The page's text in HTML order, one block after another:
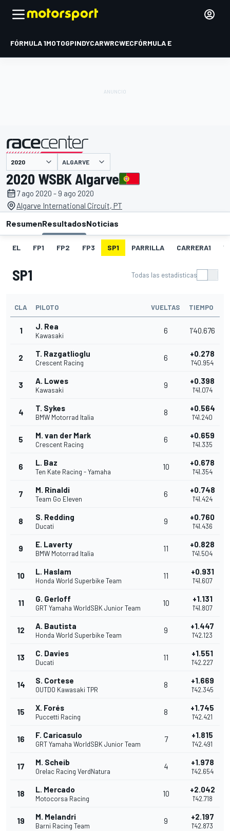
FÓRMULA 1MOTOGPINDYCARWRCWECFÓRMULA E
presentado por ALGARVE
2020 WSBK Algarve
7 ago 2020 - 9 ago 2020
Algarve International Circuit, PT
ResumenResultadosNoticias
EL FP1 FP2 FP3 SP1 PARRILLA CARRERA1
SP1 Todas las estadísticas
CLA PILOTO VUELTAS TIEMPO
1 J. Rea
Kawasaki
6 1'40.676
2 T. Razgatlioglu
Crescent Racing
6 +0.278
1'40.954
3 A. Lowes
Kawasaki
9 +0.398
1'41.074
4 T. Sykes
BMW Motorrad Italia
8 +0.564
1'41.240
5 M. van der Mark
Crescent Racing
6 +0.659
1'41.335
6 L. Baz
Ten Kate Racing - Yamaha
10 +0.678
1'41.354
7 M. Rinaldi
Team Go Eleven
6 +0.748
1'41.424
8 S. Redding
Ducati
9 +0.760
1'41.436
9 E. Laverty
BMW Motorrad Italia
11 +0.828
1'41.504
10 L. Haslam
Honda World Superbike Team
11 +0.931
1'41.607
11 G. Gerloff
GRT Yamaha WorldSBK Junior Team
10 +1.131
1'41.807
12 A. Bautista
Honda World Superbike Team
9 +1.447
1'42.123
13 C. Davies
Ducati
11 +1.551
1'42.227
14 S. Cortese
OUTDO Kawasaki TPR
8 +1.669
1'42.345
15 X. Forés
Puccetti Racing
8 +1.745
1'42.421
16 F. Caricasulo
GRT Yamaha WorldSBK Junior Team
7 +1.815
1'42.491
17 M. Scheib
Orelac Racing VerdNatura
4 +1.978
1'42.654
18 L. Mercado
Motocorsa Racing
10 +2.042
1'42.718
19 M. Melandri
Barni Racing Team
9 +2.197
1'42.873